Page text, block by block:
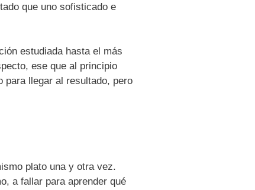
que uno sofisticado e
estudiada hasta el más
ese que al principio
para llegar al resultado, pero
plato una y otra vez.
a fallar para aprender qué